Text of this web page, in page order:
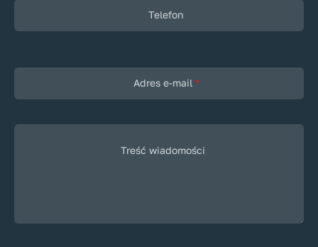
Telefon
Adres e-mail *
Treść wiadomości